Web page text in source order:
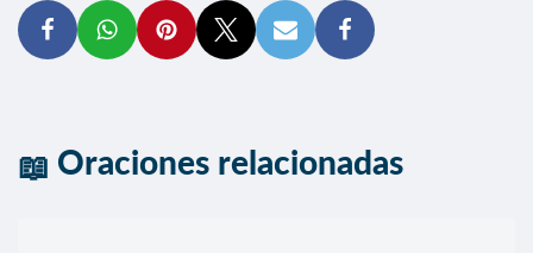
Oraciones relacionadas